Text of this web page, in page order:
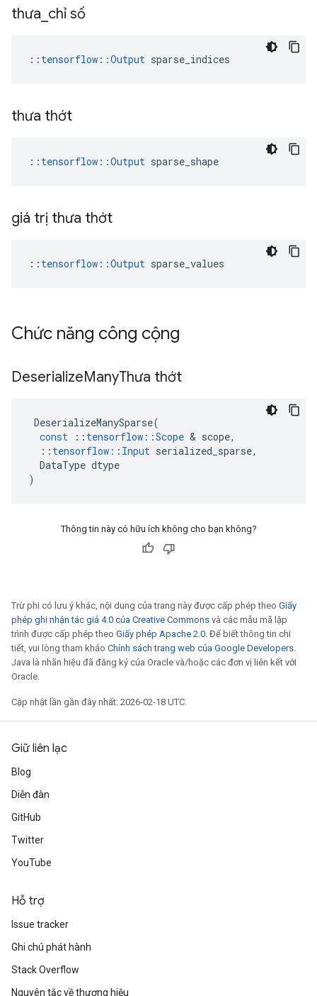
thưa chỉ số
:: tensorflow::Output sparse_indices
thưa thớt
:: tensorflow::Output sparse_shape
giá trị thưa thớt
:: tensorflow::Output sparse_values
Chức năng công cộng
DeserializeManyThưa thớt
DeserializeManySparse(
const
:: tensorflow ::Scope & scope,
:: tensorflow :: Input serialized_sparse,
DataType dtype
)
Thông tin này có hữu ích không cho bạn không?
Trừ phi có lưu ý khác, nội dung của trang này được cấp phép theo Giấy
phép ghi nhận tác giả 4.0 của Creative Commons và các mẫu mã lập
trình được cấp phép theo Giấy phép Apache 2.0. Để biết thông tin chi
tiết, vui lòng tham khảo Chính sách trang web của Google Developers.
Java là nhãn hiệu đã đăng ký của Oracle và/hoặc các đơn vị liên kết với
Oracle.
Cập nhật lần gần đây nhất: 2026-02-18 UTC.
Giữ liên lạc
Blog
Diễn đàn
GitHub
Twitter
YouTube
Hỗ trợ
Issue tracker
Ghi chú phát hành
Stack Overflow
Nguyên tắc về thương hiệu